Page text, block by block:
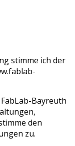
stimme ich der
Bayreuth
den
zu.